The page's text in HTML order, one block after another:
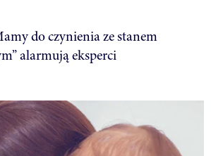
do czynienia ze stanem
alarmują eksperci